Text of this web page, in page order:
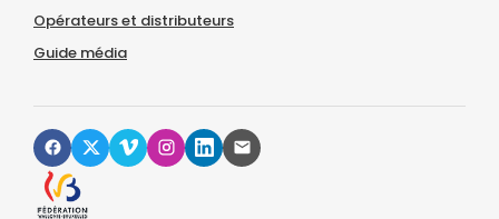
Opérateurs et distributeurs
Guide média